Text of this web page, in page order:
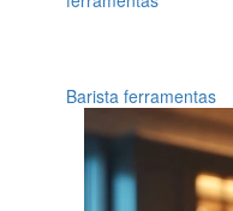
Barista ferramentas